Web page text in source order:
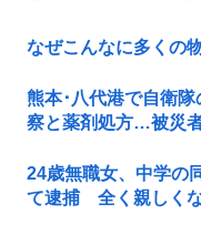
なぜこんなに多くの
熊本･八代港で自衛
察と薬剤処方…被災
24歳無職女、中学の
て逮捕 全く親しく